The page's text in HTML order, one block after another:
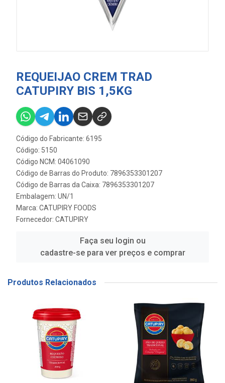
REQUEIJAO CREM TRAD
CATUPIRY BIS 1,5KG
Código do Fabricante: 6195
Código: 5150
Código NCM: 04061090
Código de Barras do Produto: 7896353301207
Código de Barras da Caixa: 7896353301207
Embalagem: UN/1
Marca: CATUPIRY FOODS
Fornecedor: CATUPIRY
Faça seu login ou
cadastre-se para ver preços e comprar
Produtos Relacionados